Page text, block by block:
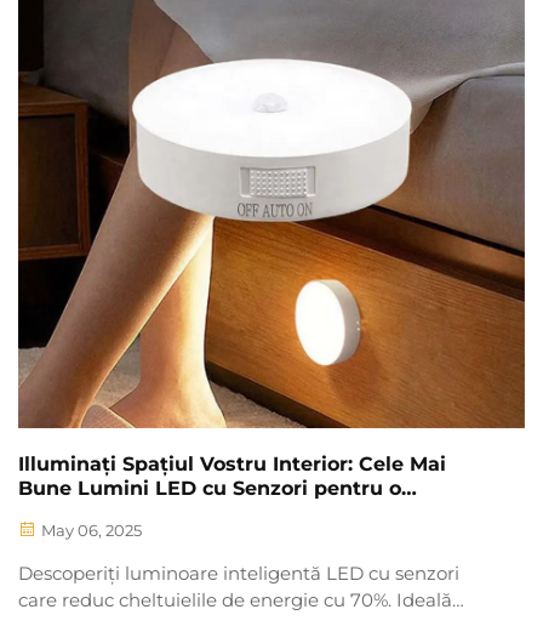
Illuminați Spațiul Vostru Interior: Cele Mai
Bune Lumini LED cu Senzori pentru o
May 06, 2025
Descoperiți luminoare inteligentă LED cu senzori
care reduc cheltuielile de energie cu 70%. Ideală